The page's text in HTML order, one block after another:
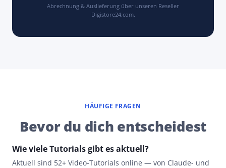
Abrechnung & Auslieferung über unseren Reseller
Digistore24.com.
HÄUFIGE FRAGEN
Bevor du dich entscheidest
Wie viele Tutorials gibt es aktuell?
Aktuell sind 52+ Video-Tutorials online — von Claude- und